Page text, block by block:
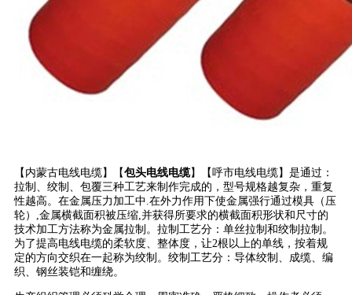
【内蒙古电线电缆】【包头电线电缆】【呼市电线电缆】是通过：
拉制、绞制、包覆三种工艺来制作完成的，型号规格越复杂，重复
性越高。在金属压力加工中.在外力作用下使金属强行通过模具（压
轮）,金属横截面积被压缩,并获得所要求的横截面积形状和尺寸的
技术加工方法称为金属拉制。拉制工艺分：单丝拉制和绞制拉制。
为了提高电线电缆的柔软度、整体度，让2根以上的单线，按着规
定的方向交织在一起称为绞制。绞制工艺分：导体绞制、成缆、编
织、钢丝装铠和缠绕。